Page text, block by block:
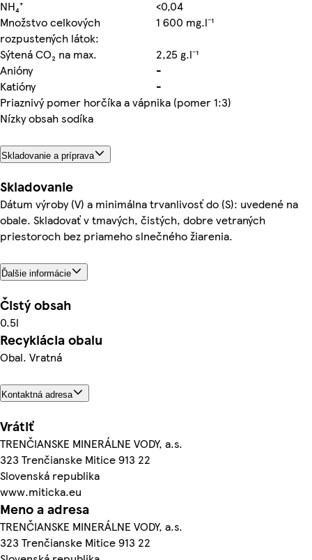
NH₄⁺
<0,04
Množstvo celkových
rozpustených látok:
1 600 mg.l⁻¹
Sýtená CO₂ na max.
2,25 g.l⁻¹
Anióny
-
Katióny
-
Priaznivý pomer horčíka a vápnika (pomer 1:3)
Nízky obsah sodíka
Skladovanie a príprava
Skladovanie
Dátum výroby (V) a minimálna trvanlivosť do (S): uvedené na
obale. Skladovať v tmavých, čistých, dobre vetraných
priestoroch bez priameho slnečného žiarenia.
Ďalšie informácie
Čistý obsah
0.5l
Recyklácia obalu
Obal. Vratná
Kontaktná adresa
Vrátiť
TRENČIANSKE MINERÁLNE VODY, a.s.
323 Trenčianske Mitice 913 22
Slovenská republika
www.miticka.eu
Meno a adresa
TRENČIANSKE MINERÁLNE VODY, a.s.
323 Trenčianske Mitice 913 22